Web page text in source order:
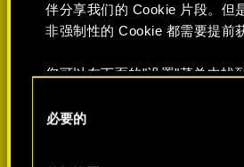
伴分享我们的 Cookie 片段。但
非强制性的 Cookie 都需要提前
您可以在下面的"设置"菜单中找
好。一旦您了解了其中的内容
必要的